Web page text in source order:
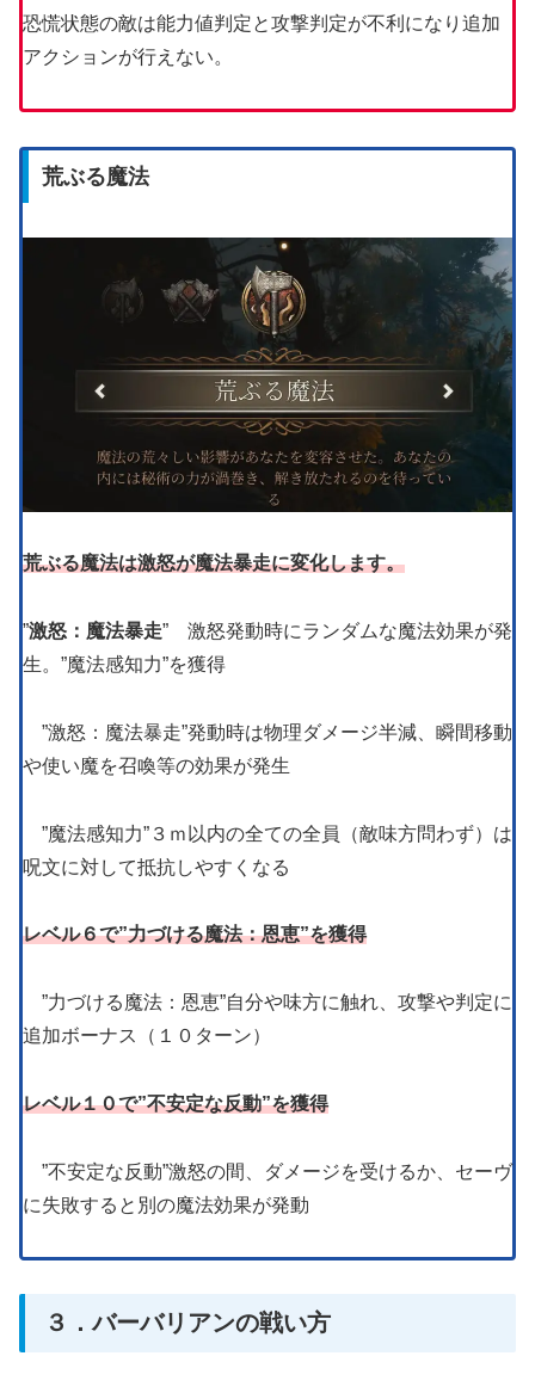
恐慌状態の敵は能力値判定と攻撃判定が不利になり追加
アクションが行えない。
荒ぶる魔法
荒ぶる魔法は激怒が魔法暴走に変化します。
”激怒：魔法暴走” 激怒発動時にランダムな魔法効果が発
生。”魔法感知力”を獲得
”激怒：魔法暴走”発動時は物理ダメージ半減、瞬間移動
や使い魔を召喚等の効果が発生
”魔法感知力”３ｍ以内の全ての全員（敵味方問わず）は
呪文に対して抵抗しやすくなる
レベル６で”力づける魔法：恩恵”を獲得
”力づける魔法：恩恵”自分や味方に触れ、攻撃や判定に
追加ボーナス（１０ターン）
レベル１０で”不安定な反動”を獲得
”不安定な反動”激怒の間、ダメージを受けるか、セーヴ
に失敗すると別の魔法効果が発動
３．バーバリアンの戦い方